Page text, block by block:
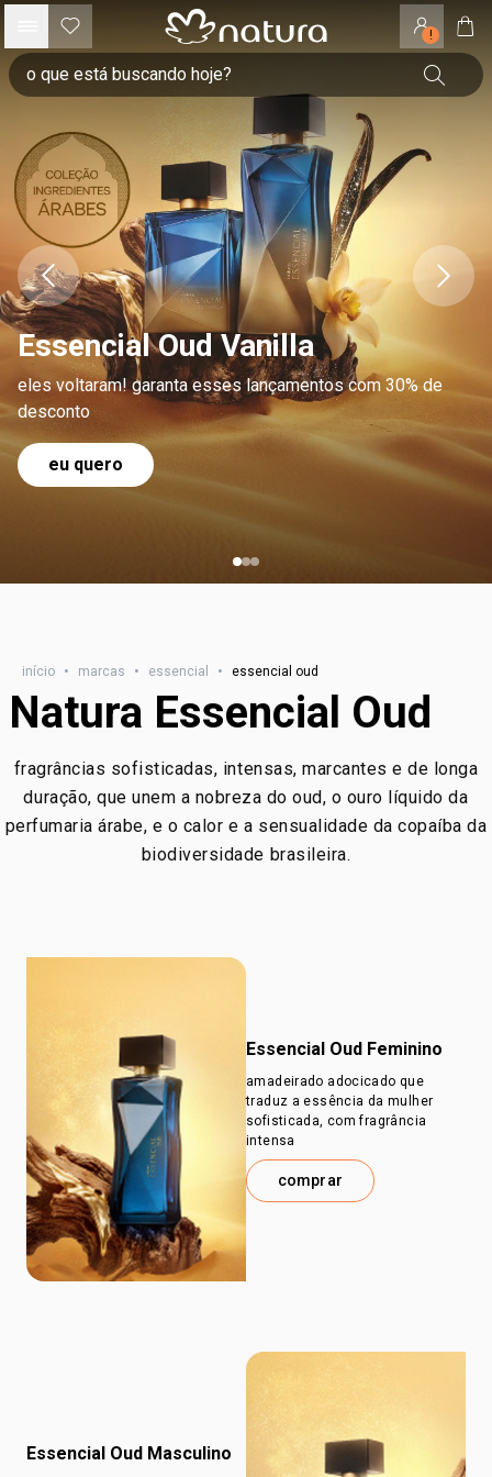
!
Essencial Oud Vanilla
eles voltaram! garanta esses lançamentos com 30% de
desconto
eu quero
início • marcas • essencial • essencial oud
Natura Essencial Oud
fragrâncias sofisticadas, intensas, marcantes e de longa
duração, que unem a nobreza do oud, o ouro líquido da
perfumaria árabe, e o calor e a sensualidade da copaíba da
biodiversidade brasileira.
Essencial Oud Feminino
amadeirado adocicado que
traduz a essência da mulher
sofisticada, com fragrância
intensa
comprar
Essencial Oud Masculino